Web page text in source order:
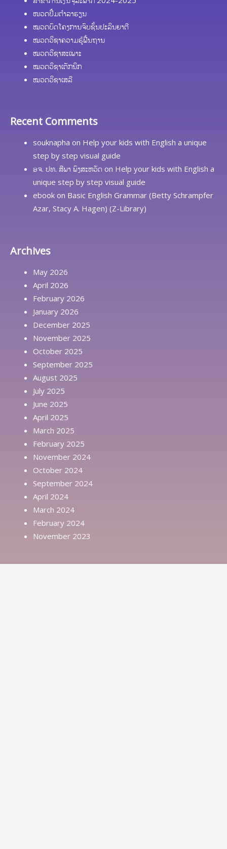
ໜວດປຶ້ມຕຳລາຮຽນ
ໝວດບົດໂຄງການຈົບຊັ້ນປະລິນຍາຕີ
ໝວດວິຊາຄວາມຮູ້ຟື້ນຖານ
ໝວດວິຊາສະເພາະ
ໝວດວິຊາເຕັກນິກ
ໝວດວິຊາເສລີ
Recent Comments
souknapha on Help your kids with English a unique
step by step visual guide
ອຈ. ປທ. ສີພາ ພົງສະຫວັດ on Help your kids with English a
unique step by step visual guide
ebook on Basic English Grammar (Betty Schrampfer
Azar, Stacy A. Hagen) (Z-Library)
Archives
May 2026
April 2026
February 2026
January 2026
December 2025
November 2025
October 2025
September 2025
August 2025
July 2025
June 2025
April 2025
March 2025
February 2025
November 2024
October 2024
September 2024
April 2024
March 2024
February 2024
November 2023